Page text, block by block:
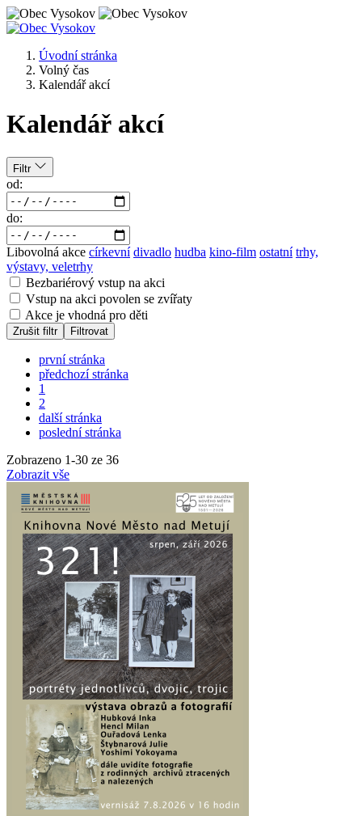
Úvodní stránka
Volný čas
Kalendář akcí
Kalendář akcí
Filtr
od:
do:
Libovolná akce církevní divadlo hudba kino-film ostatní trhy,
výstavy, veletrhy
Bezbariérový vstup na akci
Vstup na akci povolen se zvířaty
Akce je vhodná pro děti
Zrušit filtr Filtrovat
první stránka
předchozí stránka
1
2
další stránka
poslední stránka
Zobrazeno 1-30 ze 36
Zobrazit vše